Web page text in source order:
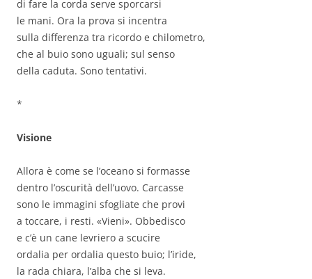
di fare la corda serve sporcarsi
le mani. Ora la prova si incentra
sulla differenza tra ricordo e chilometro,
che al buio sono uguali; sul senso
della caduta. Sono tentativi.
*
Visione
Allora è come se l’oceano si formasse
dentro l’oscurità dell’uovo. Carcasse
sono le immagini sfogliate che provi
a toccare, i resti. «Vieni». Obbedisco
e c’è un cane levriero a scucire
ordalia per ordalia questo buio; l’iride,
la rada chiara, l’alba che si leva.